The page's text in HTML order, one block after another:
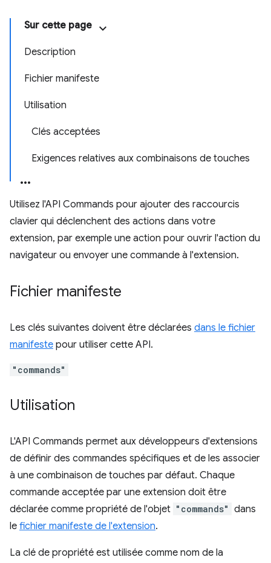
Sur cette page
Description
Fichier manifeste
Utilisation
Clés acceptées
Exigences relatives aux combinaisons de touches
Utilisez l'API Commands pour ajouter des raccourcis
clavier qui déclenchent des actions dans votre
extension, par exemple une action pour ouvrir l'action du
navigateur ou envoyer une commande à l'extension.
Fichier manifeste
Les clés suivantes doivent être déclarées dans le fichier
manifeste pour utiliser cette API.
"commands"
Utilisation
L'API Commands permet aux développeurs d'extensions
de définir des commandes spécifiques et de les associer
à une combinaison de touches par défaut. Chaque
commande acceptée par une extension doit être
déclarée comme propriété de l'objet "commands" dans
le fichier manifeste de l'extension.
La clé de propriété est utilisée comme nom de la